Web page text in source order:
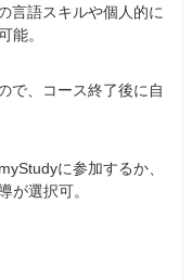
言語スキルや個人的に
能。
で、コース終了後に自
に参加するか、
が選択可。